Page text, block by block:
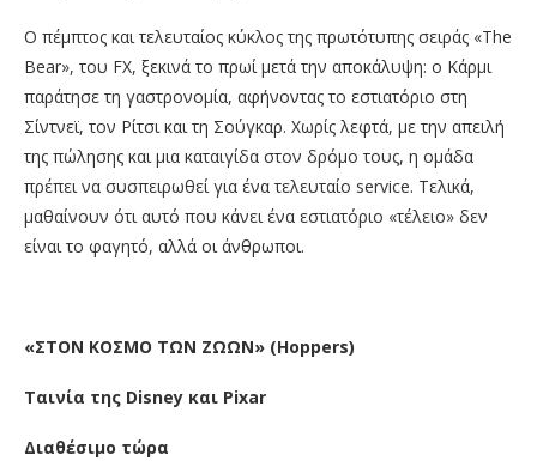
Ο πέμπτος και τελευταίος κύκλος της πρωτότυπης σειράς «The
Bear», του FX, ξεκινά το πρωί μετά την αποκάλυψη: ο Κάρμι
παράτησε τη γαστρονομία, αφήνοντας το εστιατόριο στη
Σίντνεϊ, τον Ρίτσι και τη Σούγκαρ. Χωρίς λεφτά, με την απειλή
της πώλησης και μια καταιγίδα στον δρόμο τους, η ομάδα
πρέπει να συσπειρωθεί για ένα τελευταίο service. Τελικά,
μαθαίνουν ότι αυτό που κάνει ένα εστιατόριο «τέλειο» δεν
είναι το φαγητό, αλλά οι άνθρωποι.
«ΣΤΟΝ ΚΟΣΜΟ ΤΩΝ ΖΩΩΝ» (Hoppers)
Ταινία της Disney και Pixar
Διαθέσιμο τώρα